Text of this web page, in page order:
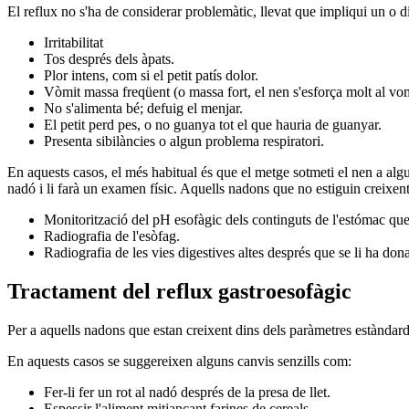
El reflux no s'ha de considerar problemàtic, llevat que impliqui un o
Irritabilitat
Tos després dels àpats.
Plor intens, com si el petit patís dolor.
Vòmit massa freqüent (o massa fort, el nen s'esforça molt al
No s'alimenta bé; defuig el menjar.
El petit perd pes, o no guanya tot el que hauria de guanyar.
Presenta sibilàncies o algun problema respiratori.
En aquests casos, el més habitual és que el metge sotmeti el nen a
nadó i li farà un examen físic. Aquells nadons que no estiguin
Monitorització del pH esofàgic dels continguts de l'estómac
Radiografia de l'esòfag.
Radiografia de les vies digestives altes després que se li ha
Tractament del reflux gastroesofàgic
Per a aquells nadons que estan creixent dins dels paràmetres
En aquests casos se suggereixen alguns canvis senzills com:
Fer-li fer un rot al nadó després de la presa de llet.